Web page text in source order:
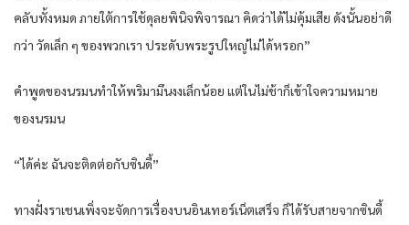
คลับทั้งหมด ภายใต้การใช้ดุลยพินิจพิจารณา คิดว่าได้ไม่คุ้มเสีย ดังนั้นอย่าดี
กว่า วัดเล็ก ๆ ของพวกเรา ประดับพระรูปใหญ่ไม่ได้หรอก”
คำพูดของนรมนทำให้พริมามึนงงเล็กน้อย แต่ในไม่ช้าก็เข้าใจความหมาย
ของนรมน
“ได้ค่ะ ฉันจะติดต่อกับซินดี้”
ทางฝั่งราเชนเพิ่งจะจัดการเรื่องบนอินเทอร์เน็ตเสร็จ ก็ได้รับสายจากซินดี้